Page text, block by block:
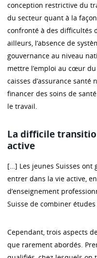
conception restrictive du
du secteur quant à la
confronté à des difficultés
ailleurs, l’absence de
gouvernance au niveau
mettre l’emploi au cœur
caisses d’assurance
financer des soins de
le travail.
La difficile
active
[…] Les jeunes Suisses
entrer dans la vie active,
d’enseignement
Suisse de combiner
Cependant, trois aspects
que rarement abordés.